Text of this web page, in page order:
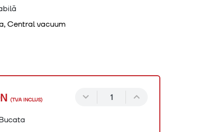
Central vacuum
(TVA INCLUS)